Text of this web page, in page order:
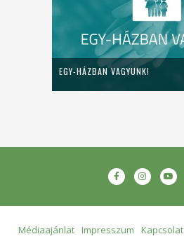
EGY-HÁZBAN VAGYUNK!
Médiaajánlat Impresszum Kapcsolat